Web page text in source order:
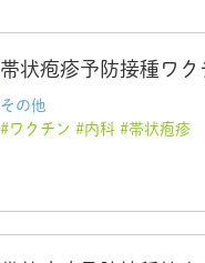
帯状疱疹予防接種ワク
その他
ワクチン
内科 帯状疱疹